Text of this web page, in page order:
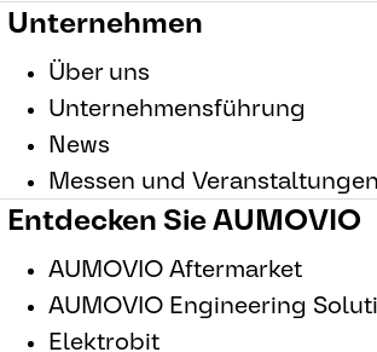
Unternehmen
Über uns
Unternehmensführung
News
Messen und Veranstaltungen
Entdecken Sie AUMOVIO
AUMOVIO Aftermarket
AUMOVIO Engineering
Elektrobit